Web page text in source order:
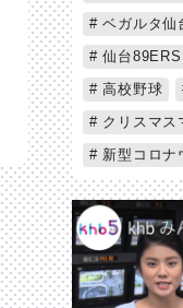
ベガルタ仙
仙台89ERS
高校野球
クリスマス
新型コロナ